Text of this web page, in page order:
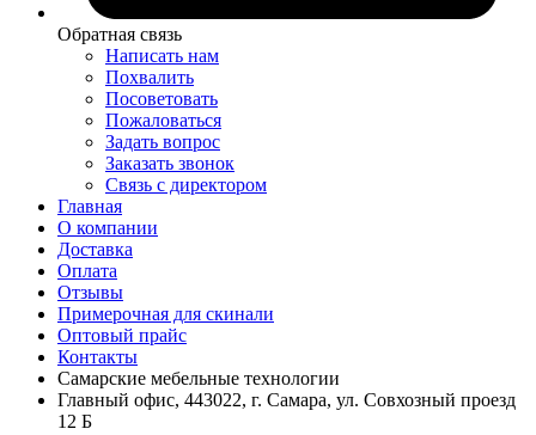
Обратная связь
Написать нам
Похвалить
Посоветовать
Пожаловаться
Задать вопрос
Заказать звонок
Связь с директором
Главная
О компании
Доставка
Оплата
Отзывы
Примерочная для скинали
Оптовый прайс
Контакты
Самарские мебельные технологии
Главный офис, 443022, г. Самара, ул. Совхозный проезд
12 Б